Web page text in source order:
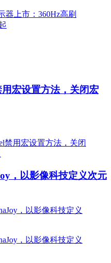
宏设置方法，关闭宏
，以影像科技定义次元